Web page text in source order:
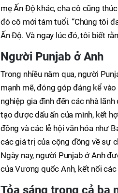
mẹ Ấn Độ khác, cha cô cũng
đó cô mới tám tuổi. “Chúng tôi
Ấn Độ. Và ngay lúc đó, tôi biết
Người Punjab ở Anh
Trong nhiều năm qua, người
mạnh mẽ, đóng góp đáng kể
nghiệp gia đình đến các nhà
tạo được dấu ấn của mình, kết
đồng và các lễ hội văn hóa như
các giá trị của cộng đồng về sự
Ngày nay, người Punjab ở Anh
của Vương quốc Anh, kết nối
Tỏa sáng trong cả ba